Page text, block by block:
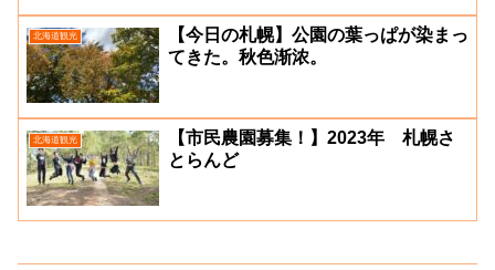
北海道観光
【今日の札幌】公園の葉っぱが染まっ
てきた。秋色渐浓。
北海道観光
【市民農園募集！】2023年 札幌さ
とらんど